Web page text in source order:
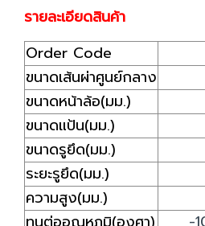
รายละเอียดสินค้า
Order Code
ขนาดเส้นผ่าศูนย์กลาง
ขนาดหน้าล้อ(มม.)
ขนาดแป้น(มม.)
ขนาดรูยึด(มม.)
ระยะรูยึด(มม.)
ความสูง(มม.)